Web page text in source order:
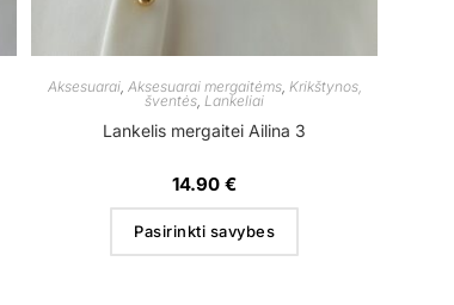
Aksesuarai, Aksesuarai mergaitėms, Krikštynos,
šventės,Lankeliai
Lankelis mergaitei Ailina 3
14.90€
Pasirinkti savybes